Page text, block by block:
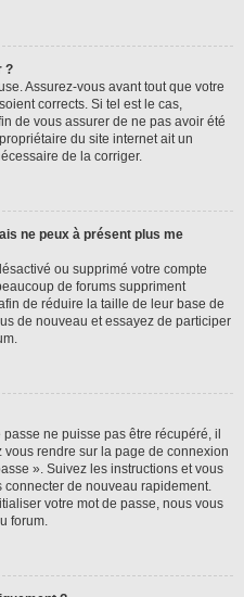
?
Assurez-vous avant tout que votre
corrects. Si tel est le cas,
de vous assurer de ne pas avoir été
du site internet ait un
de la corriger.
ne peux à présent plus me
ou supprimé votre compte
de forums suppriment
de réduire la taille de leur base de
de nouveau et essayez de participer
ne puisse pas être récupéré, il
rendre sur la page de connexion
». Suivez les instructions et vous
de nouveau rapidement.
votre mot de passe, nous vous
forum.